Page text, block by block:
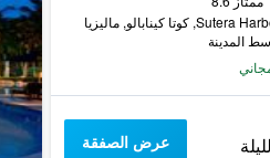
عرض الصفقة